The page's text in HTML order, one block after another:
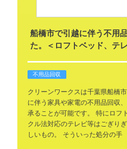
船橋市で引越に伴う不用
た。＜ロフトベッド、テ
不用品回収
クリーンワークスは千葉県船橋
に伴う家具や家電の不用品回収
承ることが可能です。
特にロフ
クル法対応のテレビ等はごぎり
しいもの。
そういった処分の手